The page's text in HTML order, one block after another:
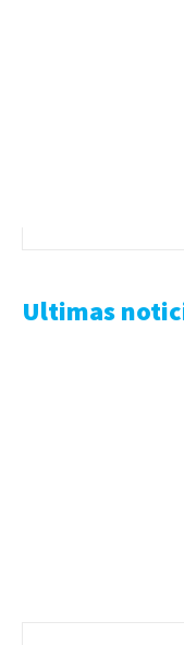
Ultimas